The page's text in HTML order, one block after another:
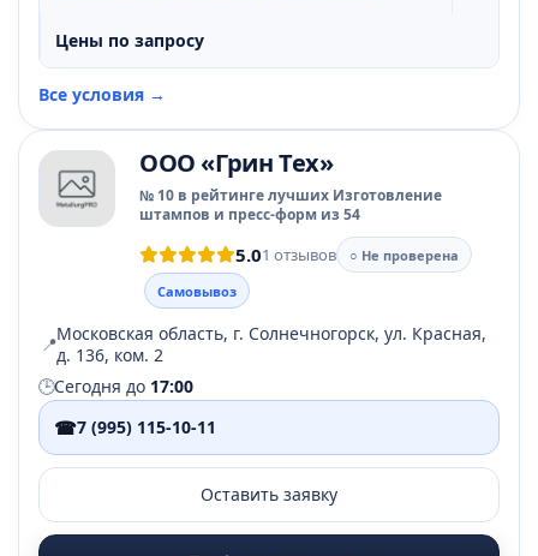
Цены по запросу
Все условия →
ООО «Грин Тех»
№ 10 в рейтинге лучших Изготовление
штампов и пресс-форм из 54
5.01 отзывов
○ Не проверена
Самовывоз
📍Московская область, г. Солнечногорск, ул. Красная,
д. 136, ком. 2
🕒Сегодня до 17:00
☎7 (995) 115-10-11
Оставить заявку